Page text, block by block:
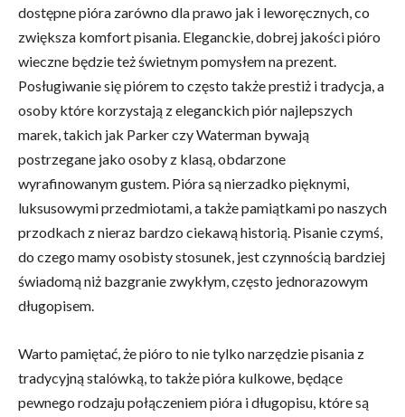
dostępne pióra zarówno dla prawo jak i leworęcznych, co
zwiększa komfort pisania. Eleganckie, dobrej jakości pióro
wieczne będzie też świetnym pomysłem na prezent.
Posługiwanie się piórem to często także prestiż i tradycja, a
osoby które korzystają z eleganckich piór najlepszych
marek, takich jak Parker czy Waterman bywają
postrzegane jako osoby z klasą, obdarzone
wyrafinowanym gustem. Pióra są nierzadko pięknymi,
luksusowymi przedmiotami, a także pamiątkami po naszych
przodkach z nieraz bardzo ciekawą historią. Pisanie czymś,
do czego mamy osobisty stosunek, jest czynnością bardziej
świadomą niż bazgranie zwykłym, często jednorazowym
długopisem.
Warto pamiętać, że pióro to nie tylko narzędzie pisania z
tradycyjną stalówką, to także pióra kulkowe, będące
pewnego rodzaju połączeniem pióra i długopisu, które są